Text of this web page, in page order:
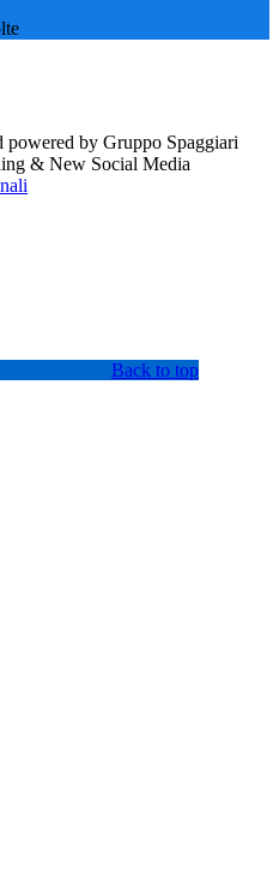
powered by Gruppo Spaggiari
& New Social Media
Back to top